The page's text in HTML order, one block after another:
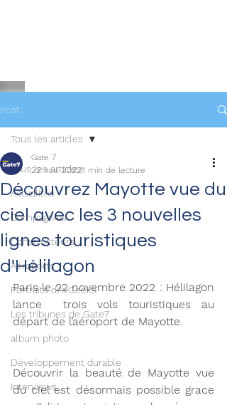
Post
Tous les articles
Actualités
Compagnies
Constructeurs
Aéroports
Portraits d'AvGeeks
Les tribunes de Gate7
album photo
Développement durable
Interviews
Tous les articles
Découvrez Mayotte vue du
ciel avec les 3 nouvelles
lignes touristiques
d'Hélilagon
Gate 7
22 nov. 20221 min de lecture
Paris le 22 novembre 2022 : Hélilagon
lance  trois vols touristiques au
départ de l’aéroport de Mayotte.
Découvrir la beauté de Mayotte vue
du ciel est désormais possible grace